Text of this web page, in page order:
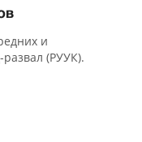
и
(РУУК).